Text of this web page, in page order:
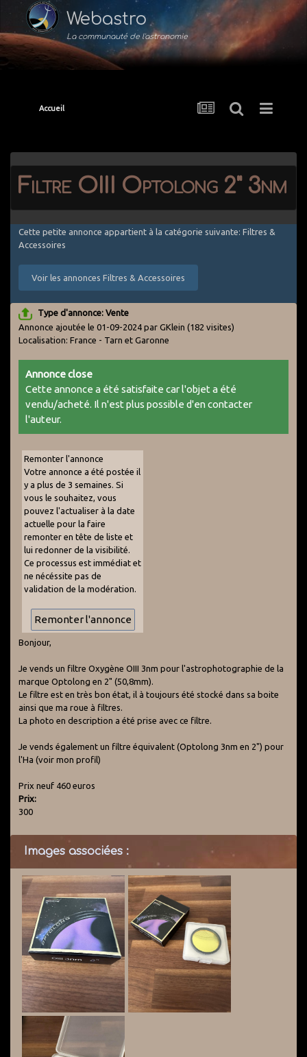
Webastro
La communauté de l'astronomie
Accueil
Filtre OIII Optolong 2" 3nm
Cette petite annonce appartient à la catégorie suivante: Filtres &
Accessoires
Voir les annonces Filtres & Accessoires
Type d'annonce: Vente
Annonce ajoutée le 01-09-2024 par GKlein (182 visites)
Localisation: France - Tarn et Garonne
Annonce close
Cette annonce a été satisfaite car l'objet a été
vendu/acheté. Il n'est plus possible d'en contacter
l'auteur.
Remonter l'annonce
Votre annonce a été postée il
y a plus de 3 semaines. Si
vous le souhaitez, vous
pouvez l'actualiser à la date
actuelle pour la faire
remonter en tête de liste et
lui redonner de la visibilité.
Ce processus est immédiat et
ne nécéssite pas de
validation de la modération.
Bonjour,
Je vends un filtre Oxygène OIII 3nm pour l'astrophotographie de la
marque Optolong en 2" (50,8mm).
Le filtre est en très bon état, il à toujours été stocké dans sa boite
ainsi que ma roue à filtres.
La photo en description a été prise avec ce filtre.
Je vends également un filtre équivalent (Optolong 3nm en 2") pour
l'Ha (voir mon profil)
Prix neuf 460 euros
Prix:
300
Images associées :